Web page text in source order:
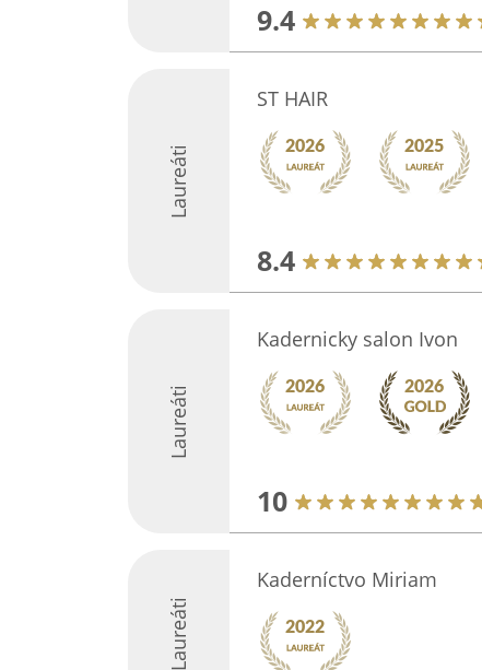
9.4
Laureáti
ST HAIR
8.4
Laureáti
Kadernicky salon Ivon
10
Laureáti
Kaderníctvo Miriam